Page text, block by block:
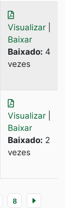
Visualizar
Baixar
Baixado: 4
vezes
Visualizar
Baixar
Baixado: 2
vezes
8